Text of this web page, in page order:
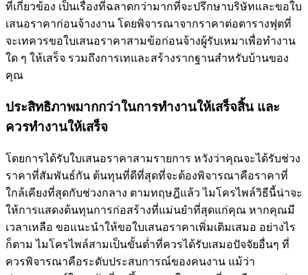
ที่เกี่ยวข้อง เป็นเรื่องที่ฉลาดกว่ามากที่จะปรึกษาบริษัทและขอใบ
เสนอราคาก่อนจ้างงาน โดยพิจารณาจากราคาต่อตารางฟุตที่
จะเทควรขอใบเสนอราคาสามข้อก่อนจ้างผู้รับเหมาเพื่อทำงาน
ใด ๆ ให้เสร็จ รวมถึงการเทและสร้างรากฐานสำหรับบ้านของ
คุณ
ประสิทธิภาพมากกว่าในการทำงานให้เสร็จสิ้น และ
ควรทำงานให้เสร็จ
โดยการได้รับใบเสนอราคาสามรายการ หวังว่าคุณจะได้รับช่วง
ราคาที่สัมพันธ์กัน ต้นทุนที่ดีที่สุดที่จะต้องพิจารณาคือราคาที่
ใกล้เคียงที่สุดกับช่วงกลาง ตามทฤษฎีแล้ว ไมโครไพล์วิธีนี้น่าจะ
ให้การแสดงต้นทุนการก่อสร้างที่แม่นยำที่สุดแก่คุณ หากคุณมี
เวลาเหลือ ขอแนะนำให้ขอใบเสนอราคาเพิ่มเติมเสมอ อย่างไร
ก็ตาม ไมโครไพล์สามเป็นขั้นต่ำที่ควรได้รับเสมอปัจจัยอื่นๆ ที่
ควรพิจารณาคือระดับประสบการณ์ของคนงาน แม้ว่า